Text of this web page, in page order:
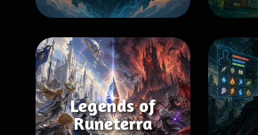
Legends of
Runeterra